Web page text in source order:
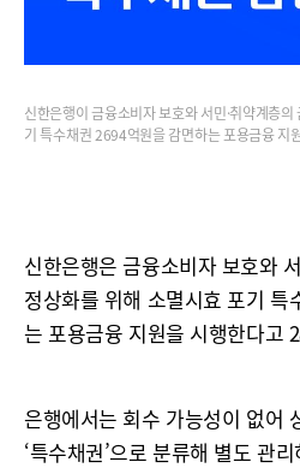
신한은행이 금융소비자 보호와 서민·취약계층
기 특수채권 2694억원을 감면하는 포용금융
신한은행은 금융소비자 보호와
정상화를 위해 소멸시효 포기 특
는 포용금융 지원을 시행한다고
은행에서는 회수 가능성이 없어
‘특수채권’으로 분류해 별도 관